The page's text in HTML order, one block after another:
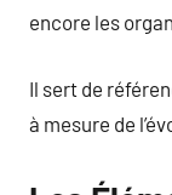
encore les
Il sert de
à mesure de